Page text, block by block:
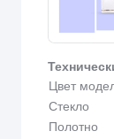
Цвет
Стекло
Полотно